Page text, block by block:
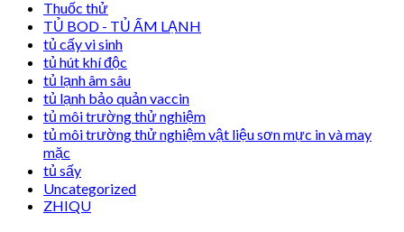
Thuốc thử
TỦ BOD - TỦ ẤM LẠNH
tủ cấy vi sinh
tủ hút khí độc
tủ lạnh âm sâu
tủ lạnh bảo quản vaccin
tủ môi trường thử nghiệm
tủ môi trường thử nghiệm vật liệu sơn mực in và may
mặc
tủ sấy
Uncategorized
ZHIQU